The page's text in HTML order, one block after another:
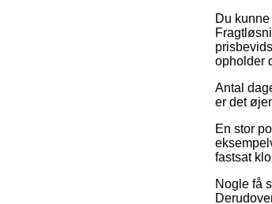
Du
opholder
Antal
er det
En stor
fastsat
Nogle få